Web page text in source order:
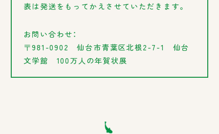
表は発送をもってかえさせていただきます。
お問い合わせ：
〒981-0902 仙台市青葉区北根2-7-1 仙台
文学館 100万人の年賀状展